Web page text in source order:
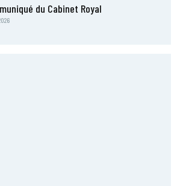
du Cabinet Royal